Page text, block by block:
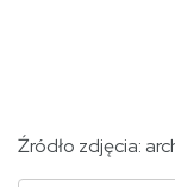
Źródło zdjęcia: